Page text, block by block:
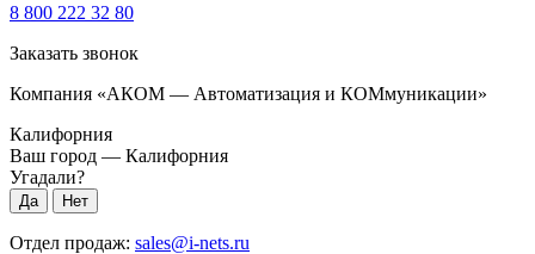
8 800 222 32 80
Заказать звонок
Компания «АКОМ — Автоматизация и КОМмуникации»
Калифорния
Ваш город — Калифорния
Угадали?
Отдел продаж: sales@i-nets.ru